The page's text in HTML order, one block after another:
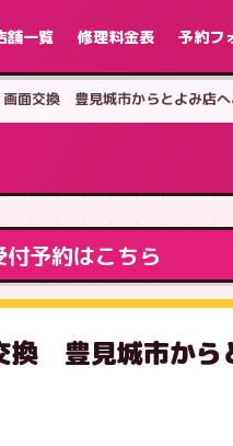
舗一覧 修理料金表 予約フ
交換 豊見城市からとよみ店
付予約はこちら
豊見城市から